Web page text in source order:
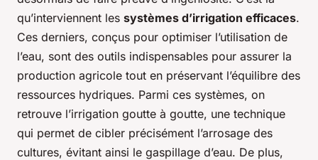
qu’interviennent les systèmes d’irrigation efficaces.
Ces derniers, conçus pour optimiser l’utilisation de
l’eau, sont des outils indispensables pour assurer la
production agricole tout en préservant l’équilibre des
ressources hydriques. Parmi ces systèmes, on
retrouve l’irrigation goutte à goutte, une technique
qui permet de cibler précisément l’arrosage des
cultures, évitant ainsi le gaspillage d’eau. De plus,